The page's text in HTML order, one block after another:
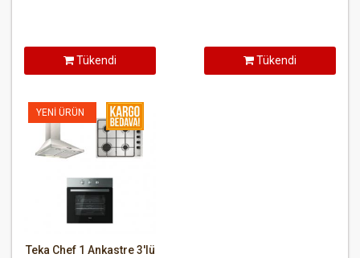
Tükendi Tükendi
Teka Chef 1 Ankastre 3'lü
YENI ÜRÜN